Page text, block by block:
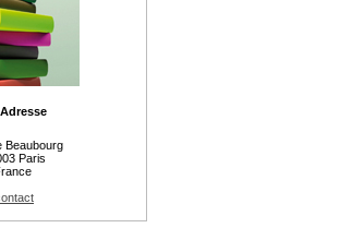
Adresse
Beaubourg
Paris